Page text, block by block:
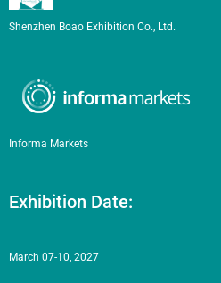
Shenzhen Boao Exhibition Co., Ltd.
Informa Markets
Exhibition Date:
March 07-10, 2027